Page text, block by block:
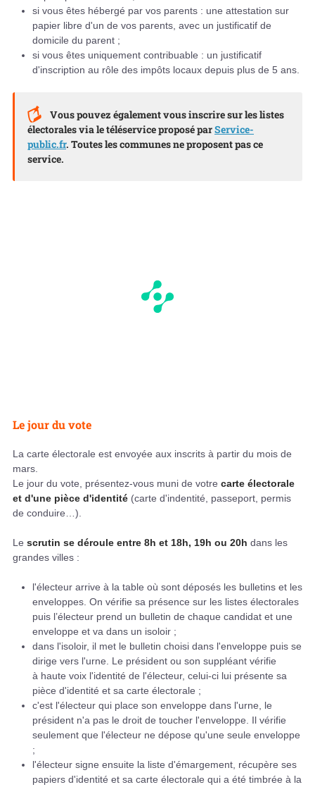
si vous êtes hébergé par vos parents : une attestation sur
papier libre d'un de vos parents, avec un justificatif de
domicile du parent ;
si vous êtes uniquement contribuable : un justificatif
d'inscription au rôle des impôts locaux depuis plus de 5 ans.
Vous pouvez également vous inscrire sur les listes
électorales via le téléservice proposé parService-
public.fr. Toutes les communes ne proposent pas ce
service.
Le jour du vote
La carte électorale est envoyée aux inscrits à partir du mois de
mars.
Le jour du vote, présentez-vous muni de votre carte électorale
et d'une pièce d'identité (carte d'indentité, passeport, permis
de conduire…).
Le scrutin se déroule entre 8h et 18h, 19h ou 20h dans les
grandes villes :
l'électeur arrive à la table où sont déposés les bulletins et les
enveloppes. On vérifie sa présence sur les listes électorales
puis l’électeur prend un bulletin de chaque candidat et une
enveloppe et va dans un isoloir ;
dans l'isoloir, il met le bulletin choisi dans l'enveloppe puis se
dirige vers l'urne. Le président ou son suppléant vérifie
à haute voix l'identité de l'électeur, celui-ci lui présente sa
pièce d'identité et sa carte électorale ;
c'est l'électeur qui place son enveloppe dans l'urne, le
président n'a pas le droit de toucher l'enveloppe. Il vérifie
seulement que l'électeur ne dépose qu'une seule enveloppe
;
l'électeur signe ensuite la liste d'émargement, récupère ses
papiers d'identité et sa carte électorale qui a été timbrée à la